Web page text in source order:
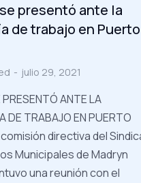
presentó ante la
de trabajo en Puerto
julio 29, 2021
PRESENTÓ ANTE LA
DE TRABAJO EN PUERTO
comisión directiva del
Municipales de Madryn
una reunión con el